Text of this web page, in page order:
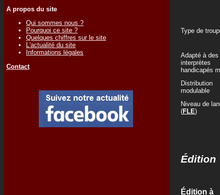
A propos du site
Qui sommes nous ?
Pourquoi ce site ?
Quelques chiffres sur le site
L'actualité du site
Informations légales
Contact
Type de
Adapté à des
interprètes
handicapés
Distribution
modulable
Niveau de
(FLE)
Édition
Édition à